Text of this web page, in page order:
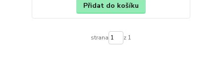
Přidat do košíku
strana z 1